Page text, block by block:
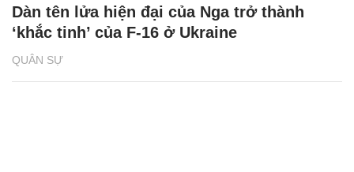
QUÂN SỰ
Dàn tên lửa hiện đại của Nga trở thành
‘khắc tinh’ của F-16 ở Ukraine